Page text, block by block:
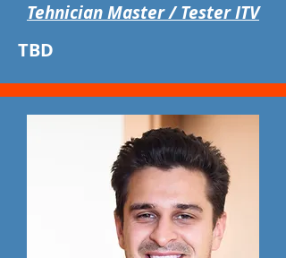
Tehnician Master / Tester ITV
TBD